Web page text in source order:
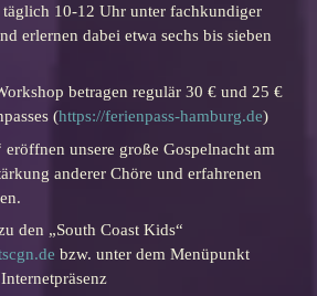
10-12 Uhr unter fachkundiger
erlernen dabei etwa sechs bis sieben
betragen regulär 30 € und 25 €
(https://ferienpass-hamburg.de)
unsere große Gospelnacht am
anderer Chöre und erfahrenen
den „South Coast Kids“
bzw. unter dem Menüpunkt